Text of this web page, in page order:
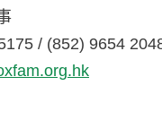
/ (852) 9654